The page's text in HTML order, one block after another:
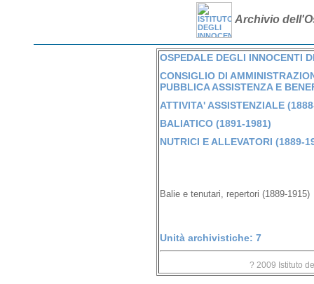
Archivio
OSPEDALE DEGLI INNOCENTI
CONSIGLIO DI
PUBBLICA ASSISTENZA E
ATTIVITA' ASSISTENZIALE
BALIATICO (1891-1981)
NUTRICI E ALLEVATORI (1889-
Balie e tenutari, repertori (1889-1915)
Unità archivistiche: 7
? 2009 Istituto